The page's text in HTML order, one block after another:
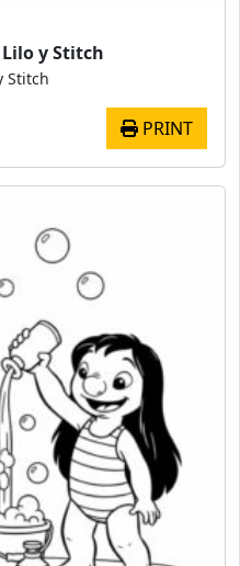
y Stitch
Stitch
PRINT